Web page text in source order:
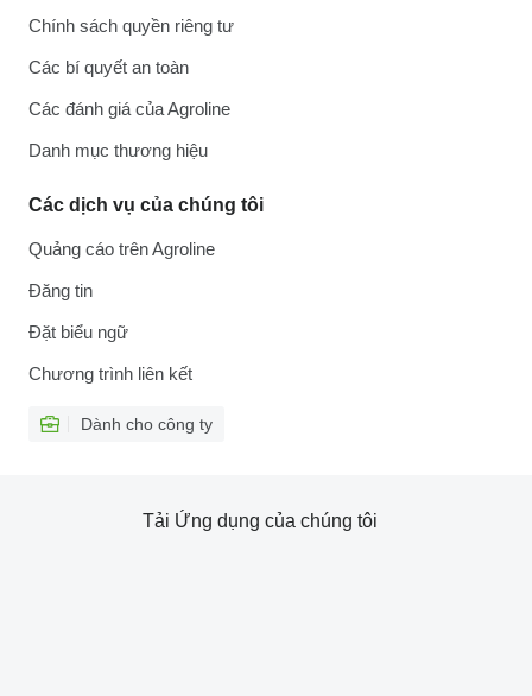
Chính sách quyền riêng tư
Các bí quyết an toàn
Các đánh giá của Agroline
Danh mục thương hiệu
Các dịch vụ của chúng tôi
Quảng cáo trên Agroline
Đăng tin
Đặt biểu ngữ
Chương trình liên kết
Dành cho công ty
Tải Ứng dụng của chúng tôi